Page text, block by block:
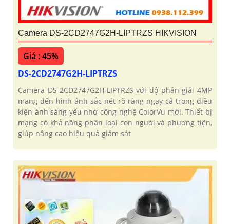
Camera DS-2CD2747G2H-LIPTRZS HIKVISION
Giá : 45%
DS-2CD2747G2H-LIPTRZS
Camera DS-2CD2747G2H-LIPTRZS với độ phân giải 4MP
mang đến hình ảnh sắc nét rõ ràng ngay cả trong điều
kiện ánh sáng yếu nhờ công nghệ ColorVu mới. Thiết bị
mạng có khả năng phân loại con người và phương tiện,
giúp nâng cao hiệu quả giám sát